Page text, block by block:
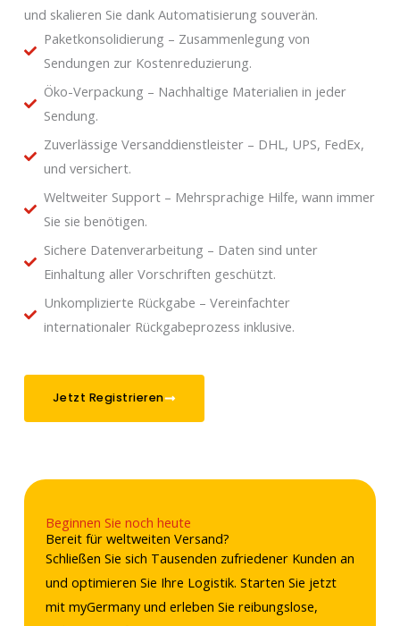
und skalieren Sie dank Automatisierung souverän.
Paketkonsolidierung – Zusammenlegung von
Sendungen zur Kostenreduzierung.
Öko-Verpackung – Nachhaltige Materialien in jeder
Sendung.
Zuverlässige Versanddienstleister – DHL, UPS, FedEx,
und versichert.
Weltweiter Support – Mehrsprachige Hilfe, wann immer
Sie sie benötigen.
Sichere Datenverarbeitung – Daten sind unter
Einhaltung aller Vorschriften geschützt.
Unkomplizierte Rückgabe – Vereinfachter
internationaler Rückgabeprozess inklusive.
Jetzt Registrieren
Beginnen Sie noch heute
Bereit für weltweiten Versand?
Schließen Sie sich Tausenden zufriedener Kunden an
und optimieren Sie Ihre Logistik. Starten Sie jetzt
mit myGermany und erleben Sie reibungslose,